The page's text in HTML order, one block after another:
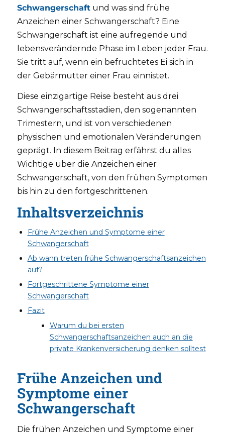
Schwangerschaftund was sind frühe
Anzeichen einer Schwangerschaft? Eine
Schwangerschaft ist eine aufregende und
lebensverändernde Phase im Leben jeder Frau.
Sie tritt auf, wenn ein befruchtetes Ei sich in
der Gebärmutter einer Frau einnistet.
Diese einzigartige Reise besteht aus drei
Schwangerschaftsstadien, den sogenannten
Trimestern, und ist von verschiedenen
physischen und emotionalen Veränderungen
geprägt. In diesem Beitrag erfährst du alles
Wichtige über die Anzeichen einer
Schwangerschaft, von den frühen Symptomen
bis hin zu den fortgeschrittenen.
Inhaltsverzeichnis
Frühe Anzeichen und Symptome einer
Schwangerschaft
Ab wann treten frühe Schwangerschaftsanzeichen
auf?
Fortgeschrittene Symptome einer
Schwangerschaft
Fazit
Warum du bei ersten
Schwangerschaftsanzeichen auch an die
private Krankenversicherung denken solltest
Frühe Anzeichen und
Symptome einer
Schwangerschaft
Die frühen Anzeichen und Symptome einer